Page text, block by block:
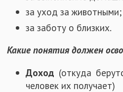
за уход за животными;
за заботу о близких.
Какие понятия должен
Доход (откуда
человек их получает)